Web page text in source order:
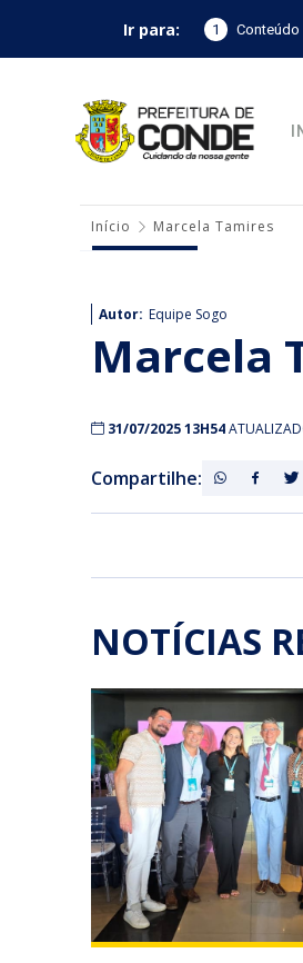
Ir para: 1 Conteúdo
Início Marcela Tamires
Autor: Equipe Sogo
Marcela
31/07/2025 13H54
Compartilhe:
NOTÍCIAS